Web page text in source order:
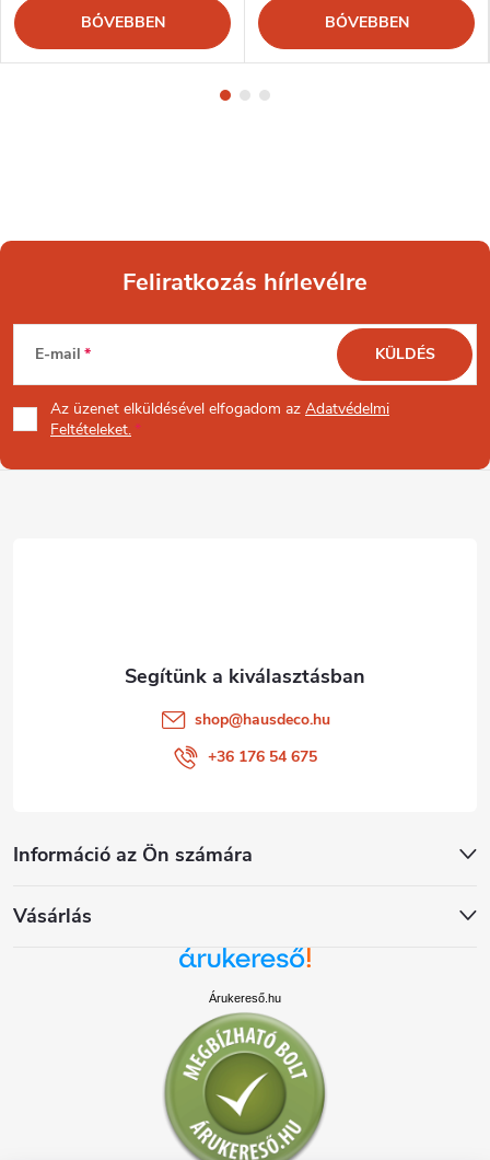
BŐVEBBEN BŐVEBBEN
L
á
b
Feliratkozás hírlevélre
E-mail
Az üzenet elküldésével elfogadom az Adatvédelmi
Feltételeket.
KÜLDÉS
Információ az Ön számára
Vásárlás
shop@hausdeco.hu
+36 176 54 675
Árukereső.hu